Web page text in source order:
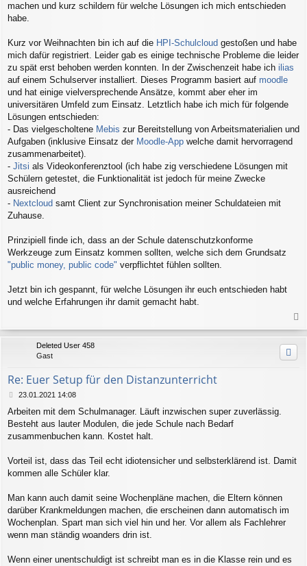
machen und kurz schildern für welche Lösungen ich mich entschieden
habe.
Kurz vor Weihnachten bin ich auf die HPI-Schulcloud gestoßen und habe
mich dafür registriert. Leider gab es einige technische Probleme die leider
zu spät erst behoben werden konnten. In der Zwischenzeit habe ich ilias
auf einem Schulserver installiert. Dieses Programm basiert auf moodle
und hat einige vielversprechende Ansätze, kommt aber eher im
universitären Umfeld zum Einsatz. Letztlich habe ich mich für folgende
Lösungen entschieden:
- Das vielgescholtene Mebis zur Bereitstellung von Arbeitsmaterialien und
Aufgaben (inklusive Einsatz der Moodle-App welche damit hervorragend
zusammenarbeitet).
- Jitsi als Videokonferenztool (ich habe zig verschiedene Lösungen mit
Schülern getestet, die Funktionalität ist jedoch für meine Zwecke
ausreichend
- Nextcloud samt Client zur Synchronisation meiner Schuldateien mit
Zuhause.
Prinzipiell finde ich, dass an der Schule datenschutzkonforme
Werkzeuge zum Einsatz kommen sollten, welche sich dem Grundsatz
"public money, public code" verpflichtet fühlen sollten.
Jetzt bin ich gespannt, für welche Lösungen ihr euch entschieden habt
und welche Erfahrungen ihr damit gemacht habt.
a
c
Deleted User 458
Gast
Re: Euer Setup für den Distanzunterricht
B
i
t
r
23.01.2021 14:08
Arbeiten mit dem Schulmanager. Läuft inzwischen super zuverlässig.
Besteht aus lauter Modulen, die jede Schule nach Bedarf
zusammenbuchen kann. Kostet halt.
Vorteil ist, dass das Teil echt idiotensicher und selbsterklärend ist. Damit
kommen alle Schüler klar.
Man kann auch damit seine Wochenpläne machen, die Eltern können
darüber Krankmeldungen machen, die erscheinen dann automatisch im
Wochenplan. Spart man sich viel hin und her. Vor allem als Fachlehrer
wenn man ständig woanders drin ist.
Wenn einer unentschuldigt ist schreibt man es in die Klasse rein und es